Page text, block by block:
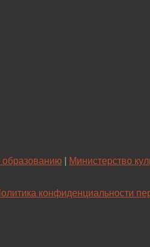
образованию Министерство
конфиденциальности